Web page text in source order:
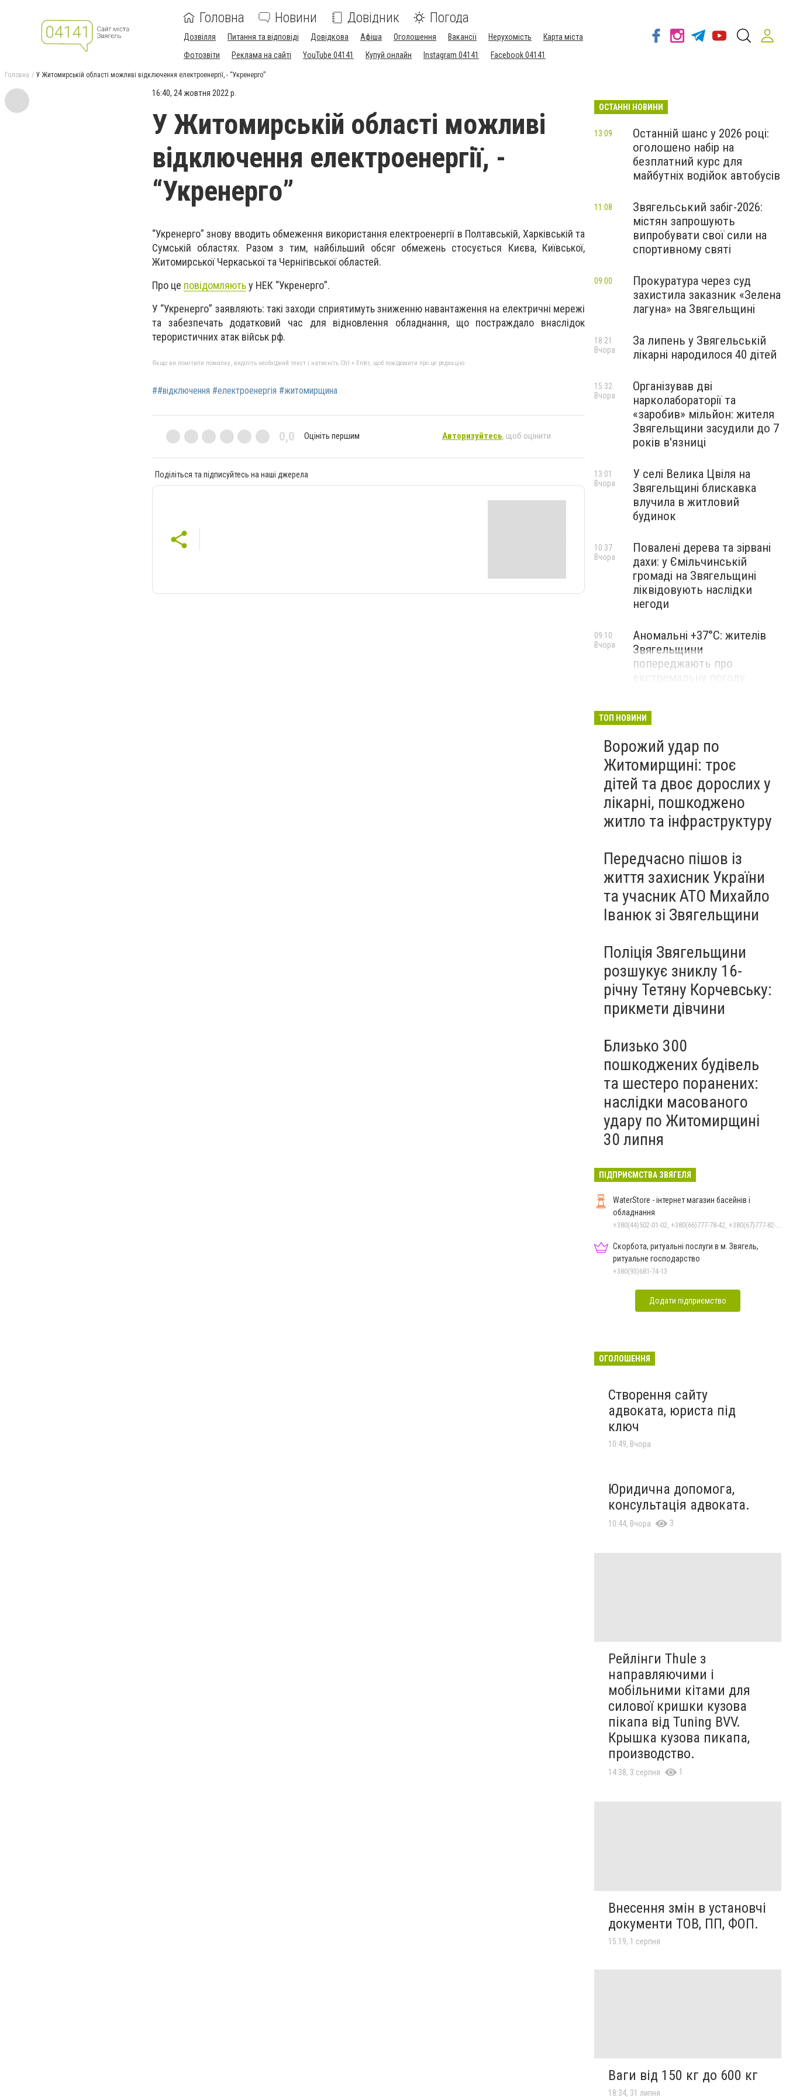
Головна Новини Довідник Погода
Дозвілля Питання та відповіді Довідкова Афіша Оголошення Вакансії Нерухомість
Карта міста
Фотозвіти
Реклама на сайті YouTube 04141 Купуй онлайн Instagram 04141 Facebook 04141
Головна У Житомирській області можливі відключення електроенергії, - “Укренерго”
16:40, 24 жовтня 2022 р.
У Житомирській області можливі
відключення електроенергії, -
“Укренерго”
“Укренерго” знову вводить обмеження використання електроенергії в Полтавській, Харківській та
Сумській областях. Разом з тим, найбільший обсяг обмежень стосується Києва, Київської,
Житомирської Черкаської та Чернігівської областей.
Про це повідомляютьу НЕК “Укренерго”.
У “Укренерго” заявляють: такі заходи сприятимуть зниженню навантаження на електричні мережі
та забезпечать додатковий час для відновлення обладнання, що постраждало внаслідок
терористичних атак військ рф.
Якщо ви помітили помилку, виділіть необхідний текст і натисніть Ctrl + Enter, щоб повідомити про це редакцію
##відключення #електроенергія #житомирщина
0,0 Оцініть першим Авторизуйтесь, щоб оцінити
Поділіться та підписуйтесь на наші джерела
ОСТАННІ НОВИНИ
Останній шанс у 2026 році:
оголошено набір на
безплатний курс для
майбутніх водійок автобусів
13:09
Звягельський забіг-2026:
містян запрошують
випробувати свої сили на
спортивному святі
11:08
Прокуратура через суд
захистила заказник «Зелена
лагуна» на Звягельщині
09:00
За липень у Звягельській
лікарні народилося 40 дітей
18:21
Вчора
Організував дві
нарколабораторії та
«заробив» мільйон: жителя
Звягельщини засудили до 7
років в'язниці
15:32
Вчора
У селі Велика Цвіля на
Звягельщині блискавка
влучила в житловий
будинок
13:01
Вчора
Повалені дерева та зірвані
дахи: у Ємільчинській
громаді на Звягельщині
ліквідовують наслідки
негоди
10:37
Вчора
Аномальні +37°C: жителів
Звягельщини
попереджають про
09:10
Вчора
ТОП НОВИНИ
Ворожий удар по
Житомирщині: троє
дітей та двоє дорослих у
лікарні, пошкоджено
житло та інфраструктуру
Передчасно пішов із
життя захисник України
та учасник АТО Михайло
Іванюк зі Звягельщини
Поліція Звягельщини
розшукує зниклу 16-
річну Тетяну Корчевську:
прикмети дівчини
Близько 300
пошкоджених будівель
та шестеро поранених:
наслідки масованого
удару по Житомирщині
30 липня
ПІДПРИЄМСТВА ЗВЯГЕЛЯ
WaterStore - інтернет магазин басейнів і
обладнання
+380(44)502-01-02, +380(66)777-78-42, +380(67)777-82-19, +380(67)890-80-80, +380(73)890-80-80, +380(44)502-01-03
Скорбота, ритуальні послуги в м. Звягель,
ритуальне господарство
+380(93)681-74-13
Додати підприємство
ОГОЛОШЕННЯ
Створення сайту
адвоката, юриста під
ключ
10:49, Вчора
Юридична допомога,
консультація адвоката.
10:44, Вчора 3
Рейлінги Thule з
направляючими і
мобільними кітами для
силової кришки кузова
пікапа від Tuning BVV.
Крышка кузова пикапа,
производство.
14:38, 3 серпня 1
Внесення змін в установчі
документи ТОВ, ПП, ФОП.
15:19, 1 серпня
Ваги від 150 кг до 600 кг
18:34, 31 липня